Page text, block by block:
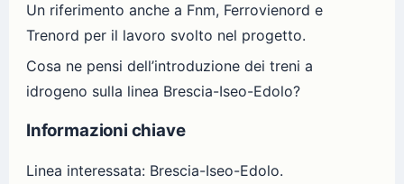
Un riferimento anche a Fnm, Ferrovienord e
Trenord per il lavoro svolto nel progetto.
Cosa ne pensi dell’introduzione dei treni a
idrogeno sulla linea Brescia-Iseo-Edolo?
Informazioni chiave
Linea interessata: Brescia-Iseo-Edolo.